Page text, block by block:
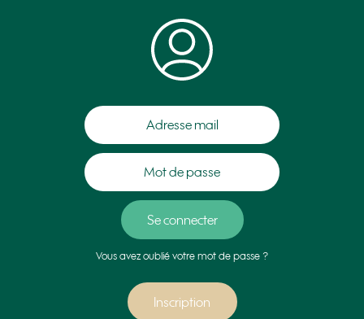
Vous avez oublié votre mot de passe ?
Inscription